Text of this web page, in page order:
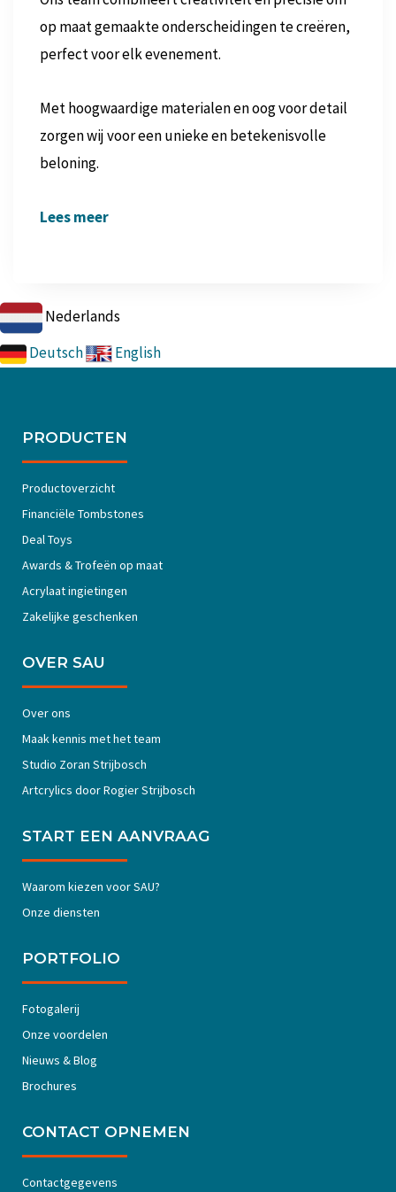
op maat gemaakte onderscheidingen te creëren,
perfect voor elk evenement.
Met hoogwaardige materialen en oog voor detail
zorgen wij voor een unieke en betekenisvolle
beloning.
Lees meer
Nederlands
Deutsch
English
PRODUCTEN
Productoverzicht
Financiële Tombstones
Deal Toys
Awards & Trofeën op maat
Acrylaat ingietingen
Zakelijke geschenken
OVER SAU
Over ons
Maak kennis met het team
Studio Zoran Strijbosch
Artcrylics door Rogier Strijbosch
START EEN AANVRAAG
Waarom kiezen voor SAU?
Onze diensten
PORTFOLIO
Fotogalerij
Onze voordelen
Nieuws & Blog
Brochures
CONTACT OPNEMEN
Contactgegevens